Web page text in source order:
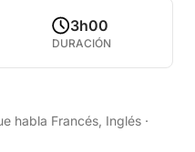
3h00
DURACIÓN
habla Francés, Inglés ·